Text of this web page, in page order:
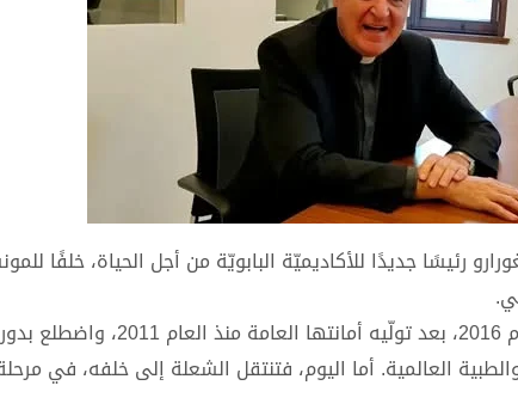
رئيسًا جديدًا للأكاديميّة البابويّة من أجل الحياة، خلفًا
وكان باغليا قد شغل منصب رئيس الأكاديمية منذ
العالمية. أما اليوم، فتنتقل الشعلة إلى خلفه، في